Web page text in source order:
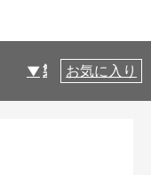
製品仕様
お気に入り